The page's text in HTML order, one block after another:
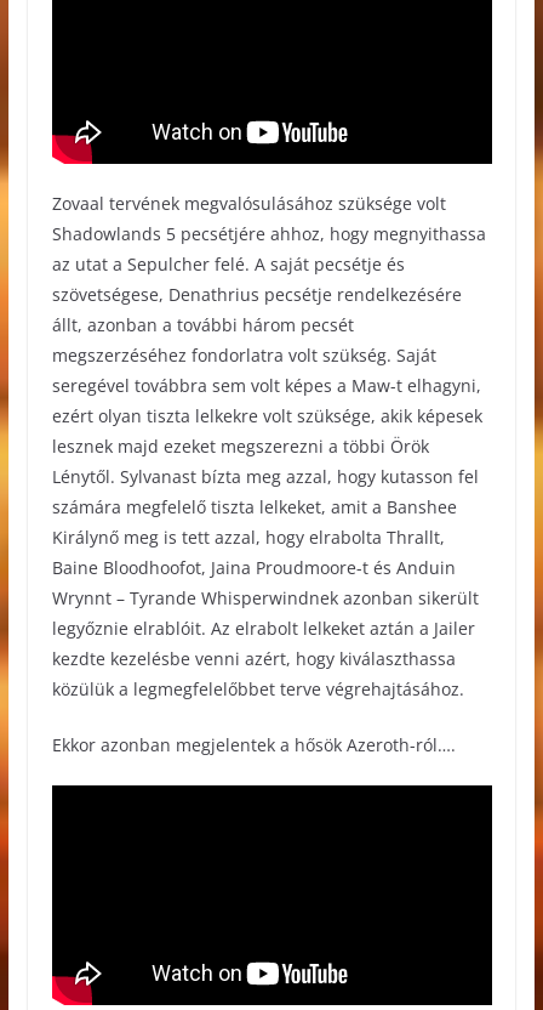
Zovaal tervének megvalósulásához szüksége volt
Shadowlands 5 pecsétjére ahhoz, hogy megnyithassa
az utat a Sepulcher felé. A saját pecsétje és
szövetségese, Denathrius pecsétje rendelkezésére
állt, azonban a további három pecsét
megszerzéséhez fondorlatra volt szükség. Saját
seregével továbbra sem volt képes a Maw-t elhagyni,
ezért olyan tiszta lelkekre volt szüksége, akik képesek
lesznek majd ezeket megszerezni a többi Örök
Lénytől. Sylvanast bízta meg azzal, hogy kutasson fel
számára megfelelő tiszta lelkeket, amit a Banshee
Királynő meg is tett azzal, hogy elrabolta Thrallt,
Baine Bloodhoofot, Jaina Proudmoore-t és Anduin
Wrynnt – Tyrande Whisperwindnek azonban sikerült
legyőznie elrablóit. Az elrabolt lelkeket aztán a Jailer
kezdte kezelésbe venni azért, hogy kiválaszthassa
közülük a legmegfelelőbbet terve végrehajtásához.
Ekkor azonban megjelentek a hősök Azeroth-ról….